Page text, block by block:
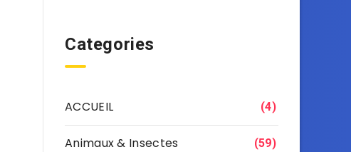
Categories
ACCUEIL (4)
Animaux & Insectes (59)